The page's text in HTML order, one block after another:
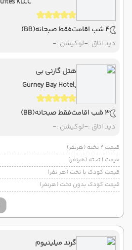
4 شب اقامت فقط صبحانه(BB)
دید اتاق :-لوکیشن :-
هتل گارنی بی
Gurney Bay Hotel,
3 شب اقامت فقط صبحانه(BB)
دید اتاق :-لوکیشن :-
قیمت 2 تخته (هرنفر)
قیمت 1 تخته (هرنفر)
قیمت کودک با تخت (هر نفر)
قیمت کودک بدون تخت (هرنفر)
گرند میلینیوم